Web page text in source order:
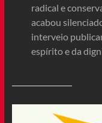
radical e
acabou
interveio
espírito e da